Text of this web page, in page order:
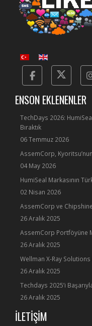
Facebook
ENSON EKLENENLER
TechDays 2026:
Bıraktık
06 Temmuz 2026
AssemCorp,
04 May 2026
HumiSeal Markasının
02 Nisan 2026
AssemCorp ve
26 Aralık 2025
AssemCorp Portföyüne
26 Aralık 2025
Wellman X-Ray
26 Aralık 2025
Techdays 2025’i
26 Aralık 2025
İLETİŞİM